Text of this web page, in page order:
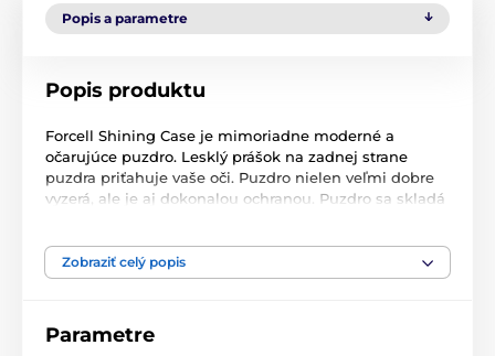
Popis a parametre
Popis produktu
Forcell Shining Case je mimoriadne moderné a
očarujúce puzdro. Lesklý prášok na zadnej strane
puzdra priťahuje vaše oči. Puzdro nielen veľmi dobre
vyzerá, ale je aj dokonalou ochranou. Puzdro sa skladá
poskytuje dokonalú ochranu pred poškriabaním a
poškodením. Lesklé puzdro veľmi dobre sedí na
chránia displej a fotoaparát. Puzdro je k dispozícii v
rôznych farbách. Farba: zlatá
Zobraziť celý popis
Parametre